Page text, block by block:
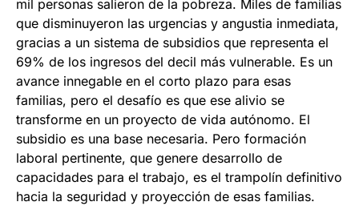
mil personas salieron de la pobreza. Miles de familias
que disminuyeron las urgencias y angustia inmediata,
gracias a un sistema de subsidios que representa el
69% de los ingresos del decil más vulnerable. Es un
avance innegable en el corto plazo para esas
familias, pero el desafío es que ese alivio se
transforme en un proyecto de vida autónomo. El
subsidio es una base necesaria. Pero formación
laboral pertinente, que genere desarrollo de
capacidades para el trabajo, es el trampolín definitivo
hacia la seguridad y proyección de esas familias.